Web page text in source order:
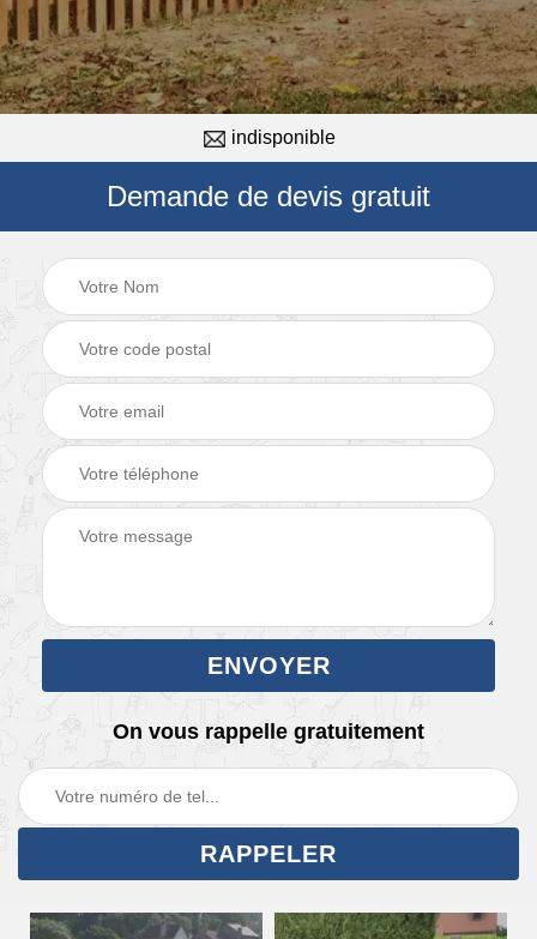
indisponible
Demande de devis gratuit
On vous rappelle gratuitement